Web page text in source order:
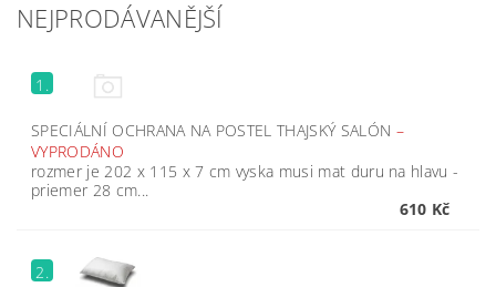
NEJPRODÁVANĚJŠÍ
1.
SPECIÁLNÍ OCHRANA NA POSTEL THAJSKÝ SALÓN –
VYPRODÁNO
rozmer je 202 x 115 x 7 cm vyska musi mat duru na hlavu -
priemer 28 cm...
610 Kč
2.